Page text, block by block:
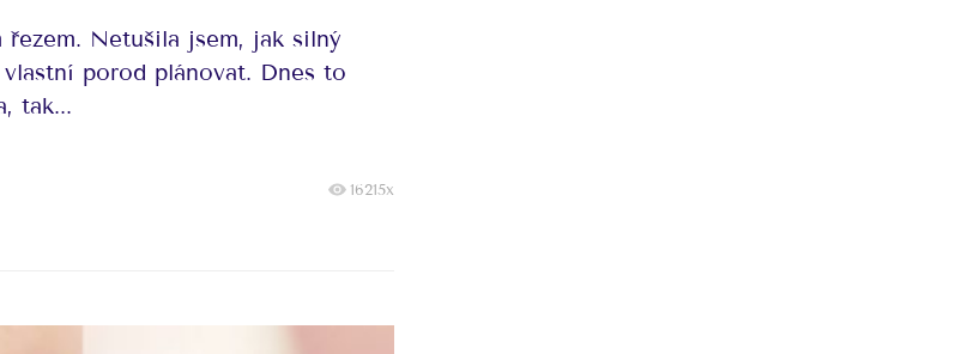
Netušila jsem, jak silný
porod plánovat. Dnes to
tak...
16215x